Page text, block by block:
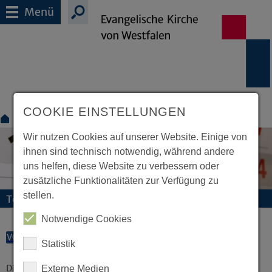
Menü
Für Medien Termine
Termine und Veranstaltungen
VORLESEN
Diese Veranstaltung existiert nicht.
COOKIE EINSTELLUNGEN
Wir nutzen Cookies auf unserer Website. Einige von
ihnen sind technisch notwendig, während andere
uns helfen, diese Website zu verbessern oder
zusätzliche Funktionalitäten zur Verfügung zu
stellen.
Notwendige Cookies
Statistik
Externe Medien